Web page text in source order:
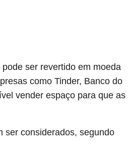
ser revertido em moeda
como Tinder, Banco do
vender espaço para que as
ser considerados, segundo